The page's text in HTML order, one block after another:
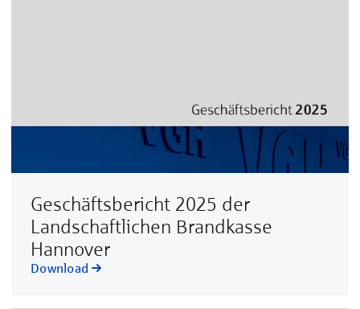
Geschäftsbericht 2025 der
Landschaftlichen Brandkasse
Hannover
Download